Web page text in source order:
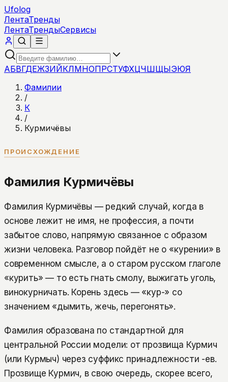
Ufolog
ЛентаТренды
ЛентаТрендыСервисы
АБВГДЕЖЗИЙКЛМНОПРСТУФХЦЧШЩЫЭЮЯ
Фамилии
/
К
/
Курмичёвы
ПРОИСХОЖДЕНИЕ
Фамилия Курмичёвы
Фамилия Курмичёвы — редкий случай, когда в
основе лежит не имя, не профессия, а почти
забытое слово, напрямую связанное с образом
жизни человека. Разговор пойдёт не о «курении» в
современном смысле, а о старом русском глаголе
«курить» — то есть гнать смолу, выжигать уголь,
винокурничать. Корень здесь — «кур-» со
значением «дымить, жечь, перегонять».
Фамилия образована по стандартной для
центральной России модели: от прозвища Курмич
(или Курмыч) через суффикс принадлежности -ев.
Прозвище Курмич, в свою очередь, скорее всего,